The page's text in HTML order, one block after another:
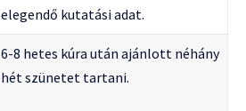
elegendő kutatási adat.
6-8 hetes kúra után ajánlott néhány
hét szünetet tartani.